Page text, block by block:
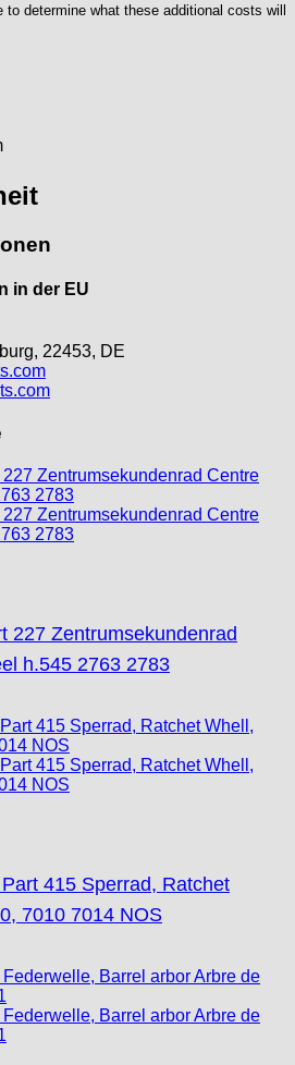
determine what these additional costs will
in der EU
22453, DE
227 Zentrumsekundenrad
h.545 2763 2783
415 Sperrad, Ratchet
7010 7014 NOS